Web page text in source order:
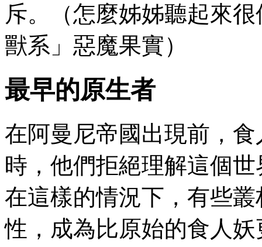
斥。（怎麼姊姊聽起來
獸系」惡魔果實）
最早的原生者
在阿曼尼帝國出現前，
時，他們拒絕理解這個
在這樣的情況下，有些
性，成為比原始的食人